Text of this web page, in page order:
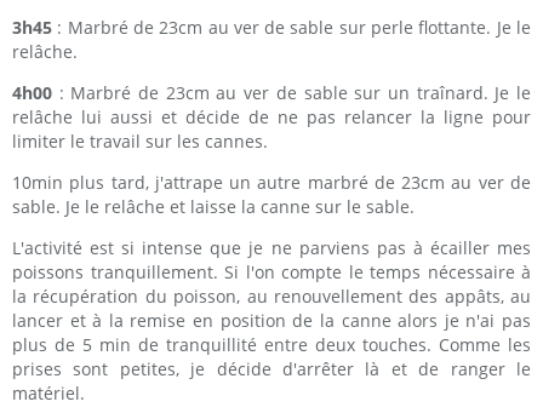
3h45 : Marbré de 23cm au ver de sable sur perle flottante. Je le
relâche.
4h00 : Marbré de 23cm au ver de sable sur un traînard. Je le
relâche lui aussi et décide de ne pas relancer la ligne pour
limiter le travail sur les cannes.
10min plus tard, j'attrape un autre marbré de 23cm au ver de
sable. Je le relâche et laisse la canne sur le sable.
L'activité est si intense que je ne parviens pas à écailler mes
poissons tranquillement. Si l'on compte le temps nécessaire à
la récupération du poisson, au renouvellement des appâts, au
lancer et à la remise en position de la canne alors je n'ai pas
plus de 5 min de tranquillité entre deux touches. Comme les
prises sont petites, je décide d'arrêter là et de ranger le
matériel.